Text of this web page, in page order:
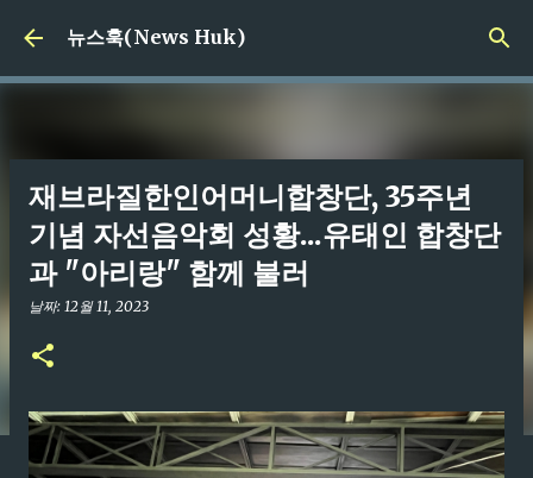
기본 콘텐츠로 건너뛰기
뉴스훅(News Huk)
재브라질한인어머니합창단, 35주년
기념 자선음악회 성황...유태인 합창단
과 "아리랑" 함께 불러
날짜: 12월 11, 2023